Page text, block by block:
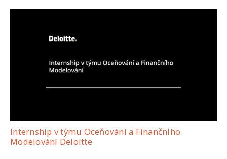
Internship v týmu Oceňování a Finančního
Modelování Deloitte